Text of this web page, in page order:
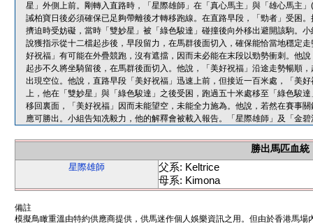
星」外側上前。剛轉入直路時，「星際雄師」在「真心馬主」與「雄心馬主
誡柏寶日後必須確保已足夠帶離後才轉移跑線。在直路早段，「勁者」受困
擠迫時受妨礙，當時「雙妙星」被「綠色駿達」碰撞後向外移出避開該駒。
說獲指示從十二檔起步後，早段留力，在馬群後面切入，確保能恰當地穩定
好祝福」有可能在外疊競跑，沒有遮擋，因而未必能在末段以勁勢衝刺。他
起步不久將坐騎留後，在馬群後面切入。他說，「美好祝福」沿途走勢暢順
出現空位。他說，直路早段「美好祝福」迅速上前，但接近一百米處，「美
上，他在「雙妙星」與「綠色駿達」之後受困，跑過五十米處移至「綠色駿
移回裏面，「美好祝福」因而未能望空，未能全力施為。他說，若然在賽事
應可勝出。小組告知冼毅力，他的解釋會被載入報告。「星際雄師」及「金
勝出馬匹血統
星際雄師
父系: Keltrice
母系: Kimona
備註
模擬鳥瞰重溫由特約供應商提供，供馬迷作個人娛樂資訊之用。但由於香港馬